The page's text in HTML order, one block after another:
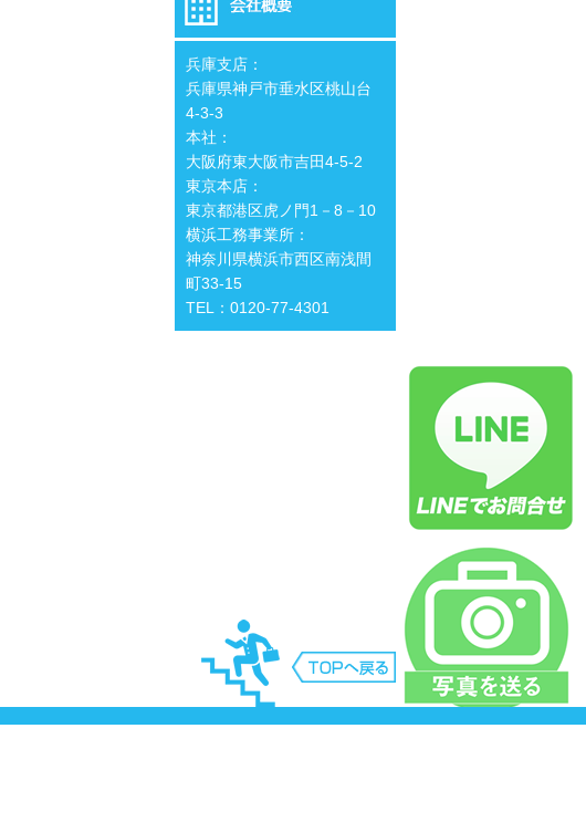
兵庫支店：
兵庫県神戸市垂水区桃山台
4-3-3
本社：
大阪府東大阪市吉田4-5-2
東京本店：
東京都港区虎ノ門1－8－10
横浜工務事業所：
神奈川県横浜市西区南浅間
町33-15
TEL：0120-77-4301